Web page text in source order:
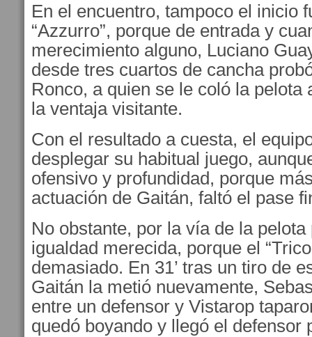
En el encuentro, tampoco el inicio
“Azzurro”, porque de entrada y
merecimiento alguno, Luciano
desde tres cuartos de cancha
Ronco, a quien se le coló la pelota
la ventaja visitante.
Con el resultado a cuesta, el
desplegar su habitual juego,
ofensivo y profundidad, porque
actuación de Gaitán, faltó el pase
No obstante, por la vía de la
igualdad merecida, porque el
demasiado. En 31’ tras un tiro de
Gaitán la metió nuevamente,
entre un defensor y Vistarop
quedó boyando y llegó el defensor